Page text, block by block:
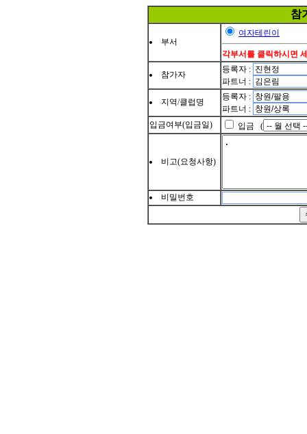
참
부서
여자테린이
각부서를 클릭하시면
참가자
등록자 :
파트너 :
지역/클럽명
등록자 :
파트너 :
입금여부(입금일)
입금 (
비고(요청사항)
비밀번호